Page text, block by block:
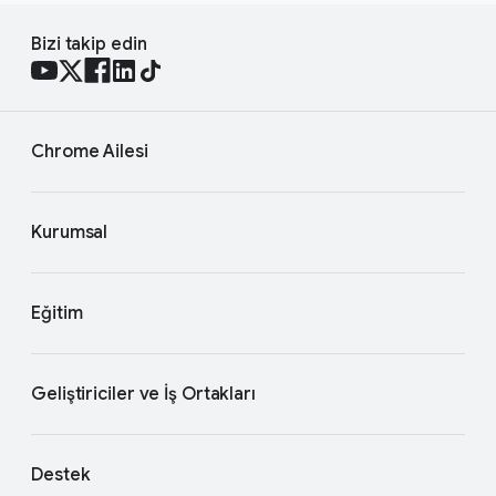
Bizi takip edin
Chrome Ailesi
Kurumsal
Eğitim
Geliştiriciler ve İş Ortakları
Destek